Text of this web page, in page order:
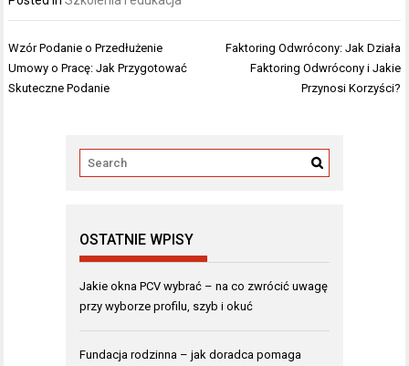
Nawigacja
wpisu
Wzór Podanie o Przedłużenie
Umowy o Pracę: Jak Przygotować
Skuteczne Podanie
Faktoring Odwrócony: Jak Działa
Faktoring Odwrócony i Jakie
Przynosi Korzyści?
OSTATNIE WPISY
Jakie okna PCV wybrać – na co zwrócić uwagę
przy wyborze profilu, szyb i okuć
Fundacja rodzinna – jak doradca pomaga